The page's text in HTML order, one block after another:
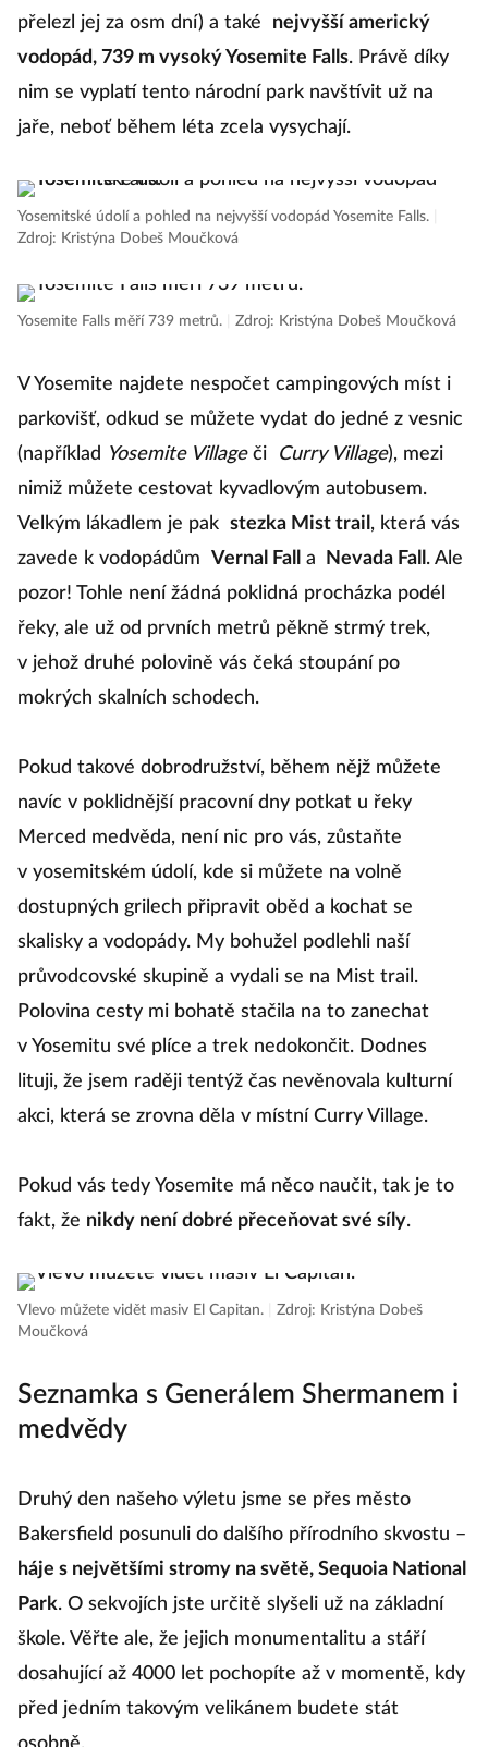
přelezl jej za osm dní) a také
nejvyšší americký
vodopád, 739 m vysoký Yosemite Falls. Právě díky
nim se vyplatí tento národní park navštívit už na
jaře, neboť během léta zcela vysychají.
Yosemitské údolí a pohled na nejvyšší vodopád Yosemite Falls.
Zdroj: Kristýna Dobeš Moučková
Yosemite Falls měří 739 metrů. Zdroj: Kristýna Dobeš Moučková
V Yosemite najdete nespočet campingových míst i
parkovišť, odkud se můžete vydat do jedné z vesnic
(například Yosemite Villageči Curry Village), mezi
nimiž můžete cestovat kyvadlovým autobusem.
Velkým lákadlem je pak stezka Mist trail , která vás
zavede k vodopádům
Vernal Fall a Nevada Fall . Ale
pozor! Tohle není žádná poklidná procházka podél
řeky, ale už od prvních metrů pěkně strmý trek,
v jehož druhé polovině vás čeká stoupání po
mokrých skalních schodech.
Pokud takové dobrodružství, během nějž můžete
navíc v poklidnější pracovní dny potkat u řeky
Merced medvěda, není nic pro vás, zůstaňte
v yosemitském údolí, kde si můžete na volně
dostupných grilech připravit oběd a kochat se
skalisky a vodopády. My bohužel podlehli naší
průvodcovské skupině a vydali se na Mist trail.
Polovina cesty mi bohatě stačila na to zanechat
v Yosemitu své plíce a trek nedokončit. Dodnes
lituji, že jsem raději tentýž čas nevěnovala kulturní
akci, která se zrovna děla v místní Curry Village.
Pokud vás tedy Yosemite má něco naučit, tak je to
fakt, že nikdy není dobré přeceňovat své síly.
Vlevo můžete vidět masiv El Capitan.
Zdroj: Kristýna Dobeš
Moučková
Seznamka s Generálem Shermanem i
medvědy
Druhý den našeho výletu jsme se přes město
Bakersfield posunuli do dalšího přírodního skvostu –
háje s největšími stromy na světě, Sequoia National
Park. O sekvojích jste určitě slyšeli už na základní
škole. Věřte ale, že jejich monumentalitu a stáří
dosahující až 4000 let pochopíte až v momentě, kdy
před jedním takovým velikánem budete stát